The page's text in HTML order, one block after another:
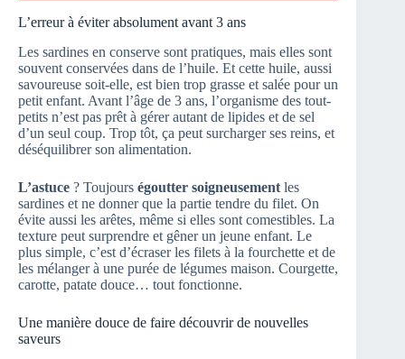
L’erreur à éviter absolument avant 3 ans
Les sardines en conserve sont pratiques, mais elles sont
souvent conservées dans de l’huile. Et cette huile, aussi
savoureuse soit-elle, est bien trop grasse et salée pour un
petit enfant. Avant l’âge de 3 ans, l’organisme des tout-
petits n’est pas prêt à gérer autant de lipides et de sel
d’un seul coup. Trop tôt, ça peut surcharger ses reins, et
déséquilibrer son alimentation.
L’astuce ? Toujours égoutter soigneusement les
sardines et ne donner que la partie tendre du filet. On
évite aussi les arêtes, même si elles sont comestibles. La
texture peut surprendre et gêner un jeune enfant. Le
plus simple, c’est d’écraser les filets à la fourchette et de
les mélanger à une purée de légumes maison. Courgette,
carotte, patate douce… tout fonctionne.
Une manière douce de faire découvrir de nouvelles
saveurs